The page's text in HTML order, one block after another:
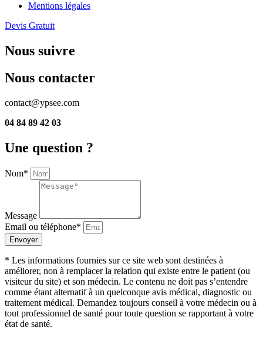
Mentions légales
Devis Gratuit
Nous suivre
Nous contacter
contact@ypsee.com
04 84 89 42 03
Une question ?
Nom*
Message
Email ou téléphone*
Envoyer
* Les informations fournies sur ce site web sont destinées à
améliorer, non à remplacer la relation qui existe entre le patient (ou
visiteur du site) et son médecin. Le contenu ne doit pas s’entendre
comme étant alternatif à un quelconque avis médical, diagnostic ou
traitement médical. Demandez toujours conseil à votre médecin ou à
tout professionnel de santé pour toute question se rapportant à votre
état de santé.